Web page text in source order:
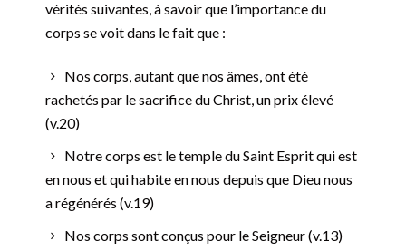
vérités suivantes, à savoir que l’importance du
corps se voit dans le fait que :
Nos corps, autant que nos âmes, ont été
rachetés par le sacrifice du Christ, un prix élevé
(v.20)
Notre corps est le temple du Saint Esprit qui est
en nous et qui habite en nous depuis que Dieu nous
a régénérés (v.19)
Nos corps sont conçus pour le Seigneur (v.13)